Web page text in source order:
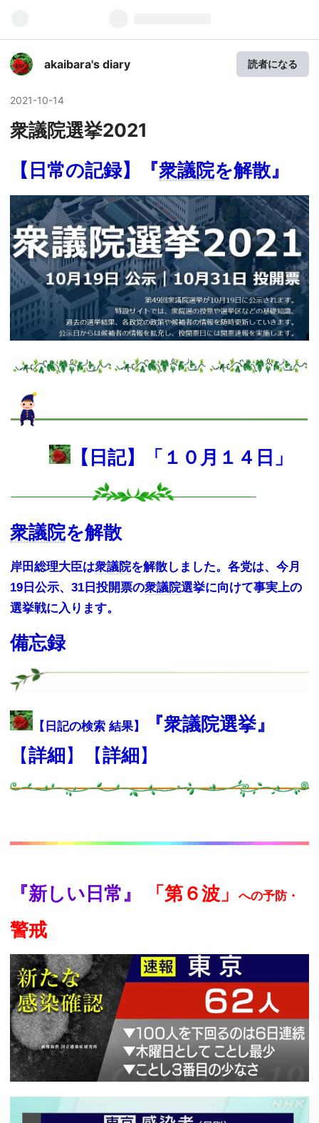
akaibara's diary 読者になる
2021-10-14
衆議院選挙2021
【日常の記録】 『衆議院を解散』
【日記】 「１０月１４日 」
衆議院を解散
岸田総理大臣は衆議院を解散しました。各党は、今月
19日公示、31日投開票の衆議院選挙に向けて事実上の
選挙戦に入ります。
備忘録
【日記の検索 結果】 『衆議院選挙』
【詳細 】【詳細 】
『新しい日常』 「第６波」 への予防・
警戒